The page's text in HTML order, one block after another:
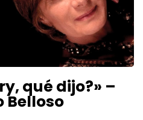
qué dijo?» –
Belloso